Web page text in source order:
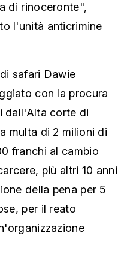
di rinoceronte",
l'unità anticrimine
safari Dawie
con la procura
dall'Alta corte di
multa di 2 milioni di
franchi al cambio
più altri 10 anni
della pena per 5
per il reato